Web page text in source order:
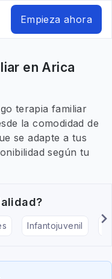
Empieza ahora
en Arica
terapia familiar
la comodidad de
se adapte a tus
según tu
Infantojuvenil